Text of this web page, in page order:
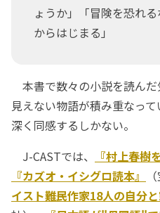
ょうか」「冒険を恐れ
からはじまる」
本書で数々の小説を読ん
見えない物語が積み重なっ
深く同感するしかない。
J-CASTでは、
『村上春樹
『カズオ・イシグロ読本』
イスト――難民作家18人の自分